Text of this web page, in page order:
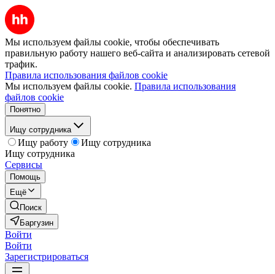
Мы используем файлы cookie, чтобы обеспечивать
правильную работу нашего веб-сайта и анализировать сетевой
трафик.
Правила использования файлов cookie
Мы используем файлы cookie. Правила использования
файлов cookie
Понятно
Ищу сотрудника
Ищу работу
Ищу сотрудника
Ищу сотрудника
Сервисы
Помощь
Ещё
Поиск
Баргузин
Войти
Войти
Зарегистрироваться